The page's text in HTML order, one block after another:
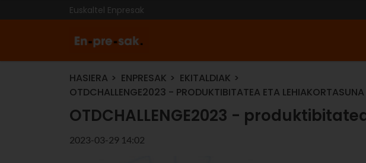
Euskaltel Enpresak
HASIERA ENPRESAK
EKITALDIAK
OTDCHALLENGE2023 - PRODUKTIBITATEA ETA LEHIAKORTASUNA
OTDCHALLENGE2023 -
2023-03-29 14:02